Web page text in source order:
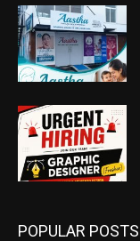
POPULAR POSTS